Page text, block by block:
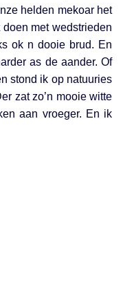
helden mekoar het
met wedstrieden
ok n dooie brud. En
as de aander. Of
stond ik op natuuries
zat zo’n mooie witte
aan vroeger. En ik